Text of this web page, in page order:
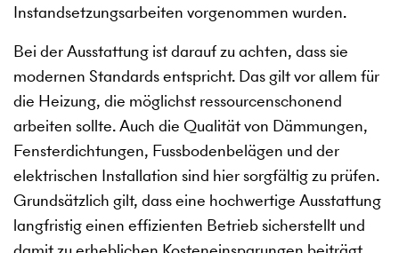
Instandsetzungsarbeiten vorgenommen wurden.
Bei der Ausstattung ist darauf zu achten, dass sie
modernen Standards entspricht. Das gilt vor allem für
die Heizung, die möglichst ressourcenschonend
arbeiten sollte. Auch die Qualität von Dämmungen,
Fensterdichtungen, Fussbodenbelägen und der
elektrischen Installation sind hier sorgfältig zu prüfen.
Grundsätzlich gilt, dass eine hochwertige Ausstattung
langfristig einen effizienten Betrieb sicherstellt und